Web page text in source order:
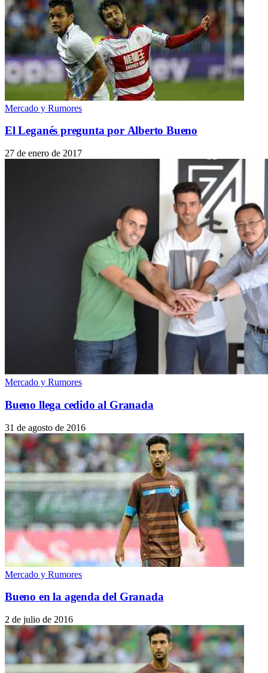
Mercado y Rumores
El Leganés pregunta por Alberto Bueno
27 de enero de 2017
Mercado y Rumores
Bueno llega cedido al Granada
31 de agosto de 2016
Mercado y Rumores
Bueno en la agenda del Granada
2 de julio de 2016